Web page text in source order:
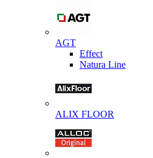
AGT
Effect
Natura Line
ALIX FLOOR